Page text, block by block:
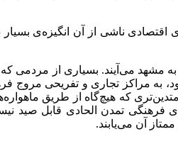
ناشی از آن انگیزه‌ی بسیار
می‌آیند. بسیاری از مردمی که
به مراکز تجاری و تفریحی مروج
که هیچ‌گاه از طریق
تمدن الحادی قابل صید
آن می‌یابند.